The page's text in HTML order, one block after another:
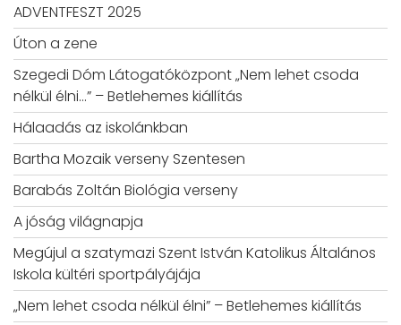
ADVENTFESZT 2025
Úton a zene
Szegedi Dóm Látogatóközpont „Nem lehet csoda
nélkül élni…” – Betlehemes kiállítás
Hálaadás az iskolánkban
Bartha Mozaik verseny Szentesen
Barabás Zoltán Biológia verseny
A jóság világnapja
Megújul a szatymazi Szent István Katolikus Általános
Iskola kültéri sportpályájája
„Nem lehet csoda nélkül élni” – Betlehemes kiállítás